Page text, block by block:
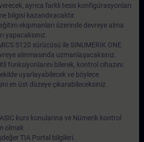
ayrıca farklı tesis konfigürasyonları
bilgisi kazandıracaktır.
ekipmanları üzerinde devreye alma
yapacaksınız.
S120 sürücüsü ile SINUMERIK ONE
alınmasında uzmanlaşacaksınız.
fonksiyonlarını bilerek, kontrol cihazını
uyarlayabilecek ve böylece
en üst düzeye çıkarabileceksiniz.
kurs konularına ve Nümerik kontrol
olmak
TIA Portal bilgileri.